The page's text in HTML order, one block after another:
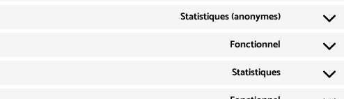
Statistiques (anonymes)
Fonctionnel
Statistiques